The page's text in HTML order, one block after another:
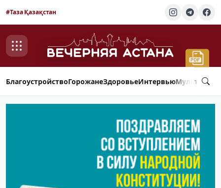
#Таза Қазақстан
БлагоустройствоГорожанеЗдоровьеИнтервью